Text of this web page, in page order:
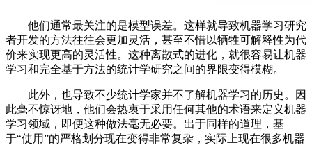
他们通常最关注的是模型误差。这样就导致机器学习研究
者开发的方法往往会更加灵活，甚至不惜以牺牲可解释性为代
价来实现更高的灵活性。这种离散式的进化，就很容易让机器
学习和完全基于方法的统计学研究之间的界限变得模糊。
此外，也导致不少统计学家并不了解机器学习的历史。因
此毫不惊讶地，他们会热衷于采用任何其他的术语来定义机器
学习领域，即便这种做法毫无必要。出于同样的道理，基
于“使用”的严格划分现在变得非常复杂，实际上现在很多机器